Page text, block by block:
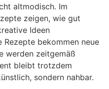
altmodisch. Im
zeigen, wie gut
Ideen
Rezepte bekommen neue
werden zeitgemäß
bleibt trotzdem
sondern nahbar.